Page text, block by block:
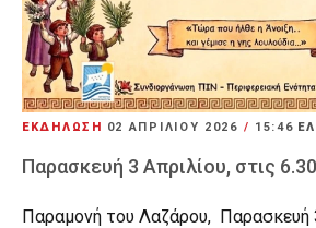
ΕΚΔΗΛΩΣΗ 02 ΑΠΡΙΛΊΟΥ 2026 / 15:46
Παρασκευή 3 Απριλίου, στις
Παραμονή του Λαζάρου, Παρασκευή